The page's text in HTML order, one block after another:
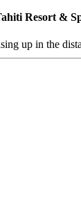
Resort &
up in the